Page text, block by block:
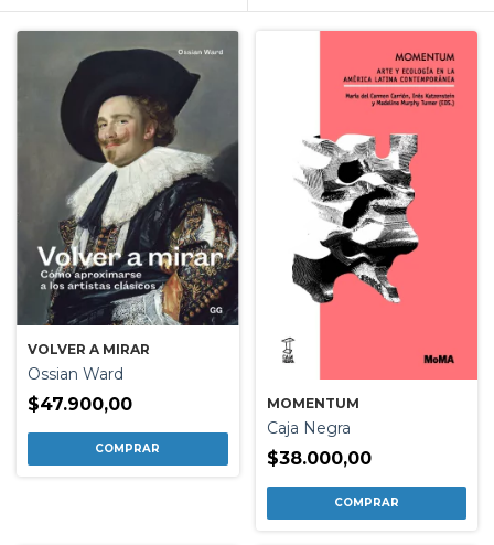
VOLVER A MIRAR
Ossian Ward
$47.900,00 MOMENTUM
Caja Negra
$38.000,00